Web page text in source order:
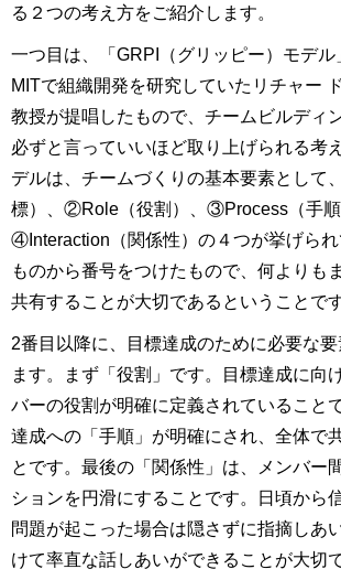
る２つの考え方をご紹介します。
一つ目は、「GRPI（グリッピー）モデル
MITで組織開発を研究していたリチャー
教授が提唱したもので、チームビルディ
必ずと言っていいほど取り上げられる考
デルは、チームづくりの基本要素として
標）、②Role（役割）、③Process（手順
④Interaction（関係性）の４つが挙げら
ものから番号をつけたもので、何よりも
共有することが大切であるということです
2番目以降に、目標達成のために必要な
ます。まず「役割」です。目標達成に向
バーの役割が明確に定義されていること
達成への「手順」が明確にされ、全体で
とです。最後の「関係性」は、メンバー
ションを円滑にすることです。日頃から
問題が起こった場合は隠さずに指摘しあ
けて率直な話しあいができることが大切